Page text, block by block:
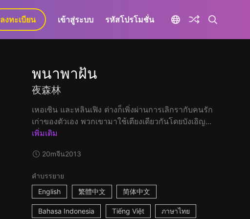
GaLa+
ลงทะเบียน เข้าสู่ระบบ รหัสโปรโมชั่น
พนาพาฝัน
夜森林
เหอเซิน และหลินเฟิง ต่างก็เพิ่งผ่านการเลิกรากับคนรัก
เก่าของตัวเอง พวกเขามาใช้เตียงเดียวกันโดยบังเอิญ...
เพิ่มเติม
20mจีน2013
คำบรรยาย
English
繁體中文 简体中文
Bahasa Indonesia Tiếng Việt ภาษาไทย